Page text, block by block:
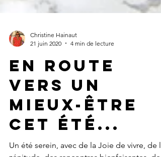
21 juin 2020
4 min de lecture
En route
vers un
mieux-être
cet été...